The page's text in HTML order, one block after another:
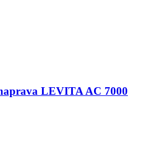
LEVITA AC 7000